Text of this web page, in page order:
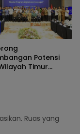
Potensi
Timur
Ruas yang